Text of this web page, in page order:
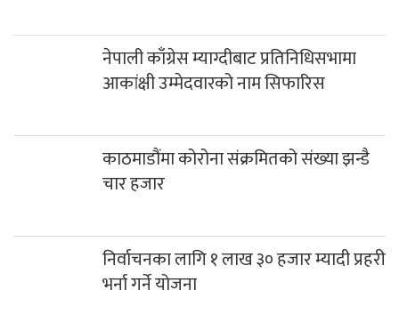
नेपाली काँग्रेस म्याग्दीबाट प्रतिनिधिसभामा
आकांक्षी उम्मेदवारको नाम सिफारिस
काठमाडौंमा कोरोना संक्रमितको संख्या झन्डै
चार हजार
निर्वाचनका लागि १ लाख ३० हजार म्यादी प्रहरी
भर्ना गर्ने योजना